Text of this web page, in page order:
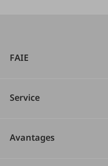
FAIE
Service
Avantages